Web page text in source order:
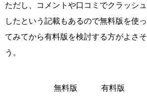
ただし、コメントや口コミでクラッシュ
したという記載もあるので無料版を使っ
てみてから有料版を検討する方がよさそ
う。
無料版 有料版